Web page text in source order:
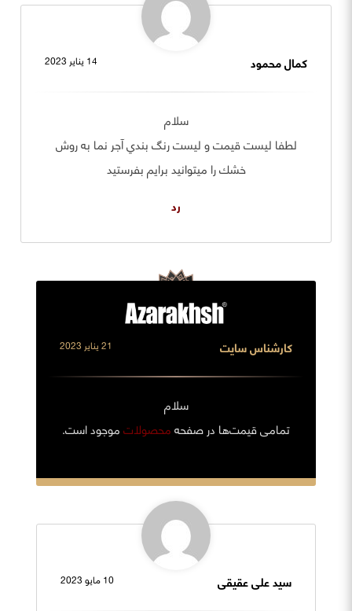
كمال محمود 14 يناير 2023
سلام
لطفا ليست قيمت و ليست رنگ بندي آجر نما به روش
خشك را ميتوانيد برايم بفرستيد
رد
کارشناس سایت 21 يناير 2023
سلام
تمامی قیمت‌ها در صفحهمحصولاتموجود است.
سید علی عقیقی 10 مايو 2023